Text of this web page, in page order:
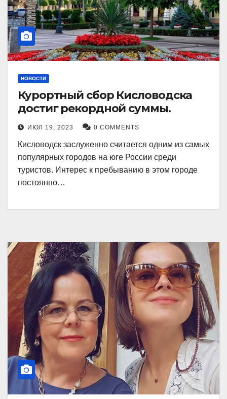
НОВОСТИ
Курортный сбор Кисловодска
достиг рекордной суммы.
ИЮЛ 19, 2023 0 COMMENTS
Кисловодск заслуженно считается одним из самых
популярных городов на юге России среди
туристов. Интерес к пребыванию в этом городе
постоянно…